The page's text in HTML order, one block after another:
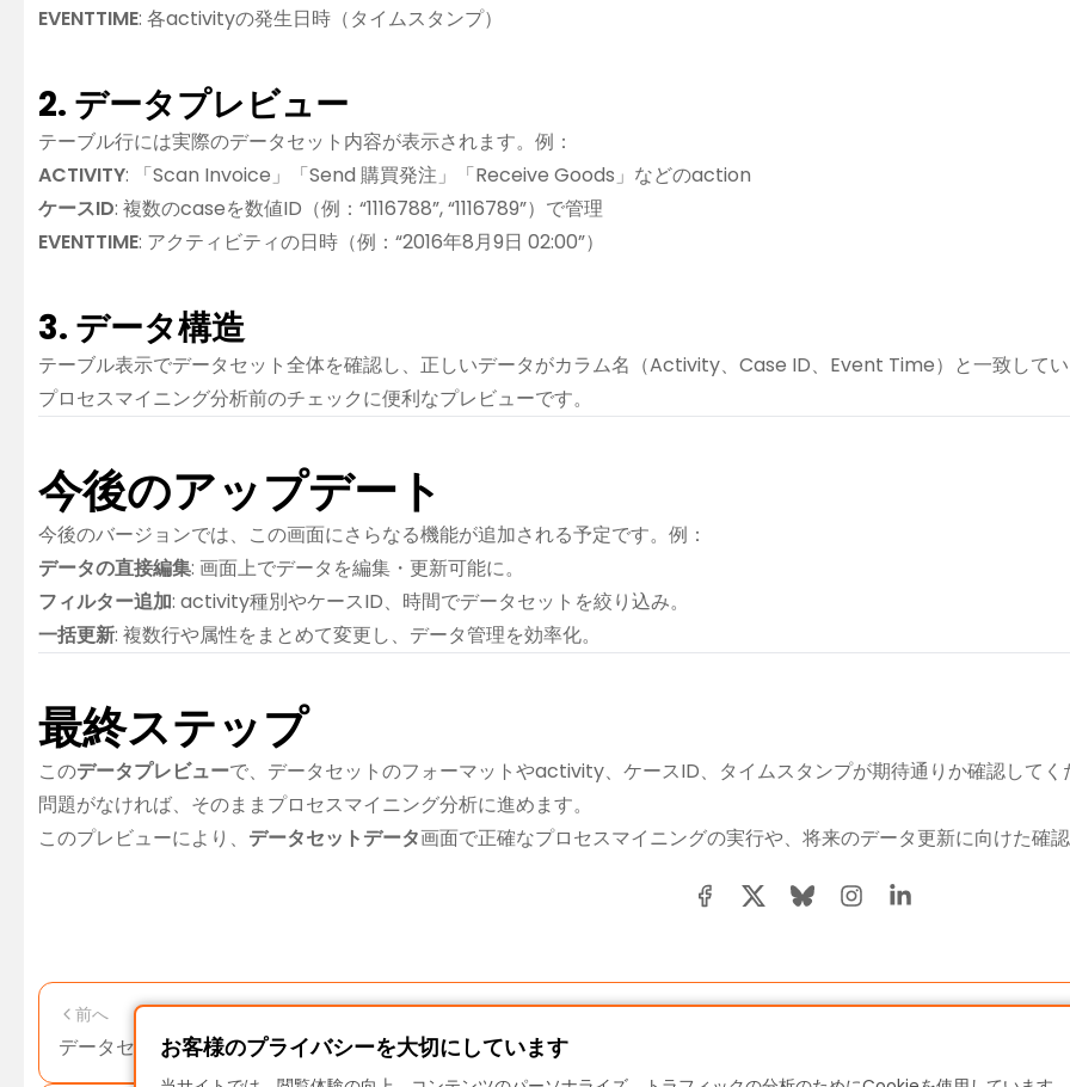
EVENTTIME: 各activityの発生日時（タイムスタンプ）
2. データプレビュー
テーブル行には実際のデータセット内容が表示されます。例：
ACTIVITY: 「Scan Invoice」「Send 購買発注」「Receive Goods」などのaction
ケースID: 複数のcaseを数値ID（例：“1116788”, “1116789”）で管理
EVENTTIME: アクティビティの日時（例：“2016年8月9日 02:00”）
3. データ構造
テーブル表示でデータセット全体を確認し、正しいデータがカラム名（Activity、Case ID、Event Time）と一致して
プロセスマイニング分析前のチェックに便利なプレビューです。
今後のアップデート
今後のバージョンでは、この画面にさらなる機能が追加される予定です。例：
データの直接編集: 画面上でデータを編集・更新可能に。
フィルター追加: activity種別やケースID、時間でデータセットを絞り込み。
一括更新: 複数行や属性をまとめて変更し、データ管理を効率化。
最終ステップ
このデータプレビューで、データセットのフォーマットやactivity、ケースID、タイムスタンプが期待通りか確認してく
問題がなければ、そのままプロセスマイニング分析に進めます。
このプレビューにより、 データセットデータ画面で正確なプロセスマイニングの実行や、将来のデータ更新に向けた確
前へ
データセットのアクティビティ管理
お客様のプライバシーを大切にしています